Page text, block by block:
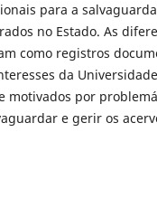
para a
no Estado. As
como registros
da
motivados por
e gerir os